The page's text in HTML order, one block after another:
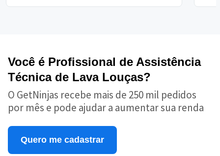
Você é Profissional de Assistência
Técnica de Lava Louças?
O GetNinjas recebe mais de 250 mil pedidos
por mês e pode ajudar a aumentar sua renda
Quero me cadastrar